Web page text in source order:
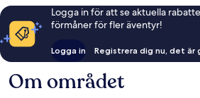
Logga in för att se aktuella
förmåner för fler äventyr!
Logga in Registrera dig nu, det är
Om området